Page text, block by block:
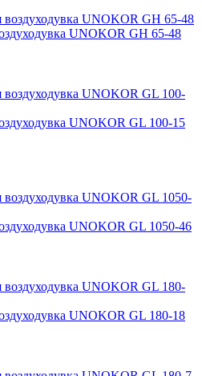
UNOKOR GH 65-48
UNOKOR GL 100-15
UNOKOR GL 1050-46
UNOKOR GL 180-18